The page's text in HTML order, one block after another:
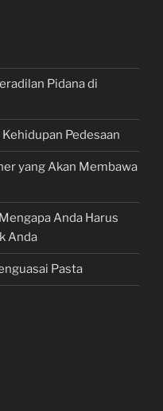
Pidana di
Pedesaan
yang Akan Membawa
Anda Harus
Anda
Pasta